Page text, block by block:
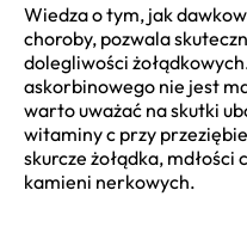
Wiedza o tym, jak
choroby, pozwala
dolegliwości
askorbinowego nie jest
warto uważać na skutki
witaminy c przy
skurcze żołądka,
kamieni nerkowych.